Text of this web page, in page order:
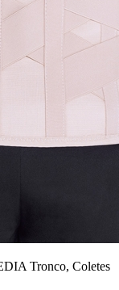
Tronco, Coletes